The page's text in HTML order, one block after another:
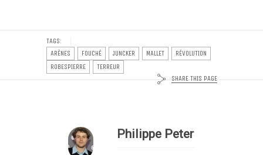
TAGS:
ARÈNES
FOUCHÉ JUNCKER MALLET
RÉVOLUTION
ROBESPIERRE
TERREUR
SHARE THIS PAGE
Philippe Peter